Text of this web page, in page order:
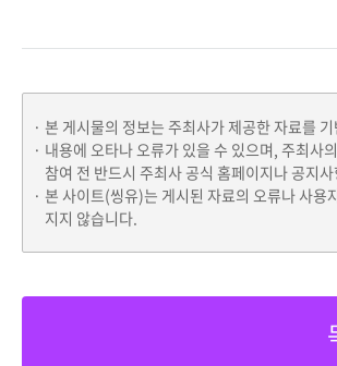
본 게시물의 정보는 주최사가 제공한 자료를
내용에 오타나 오류가 있을 수 있으며, 주최사
참여 전 반드시 주최사 공식 홈페이지나 공지
본 사이트(씽유)는 게시된 자료의 오류나 사용
지지 않습니다.